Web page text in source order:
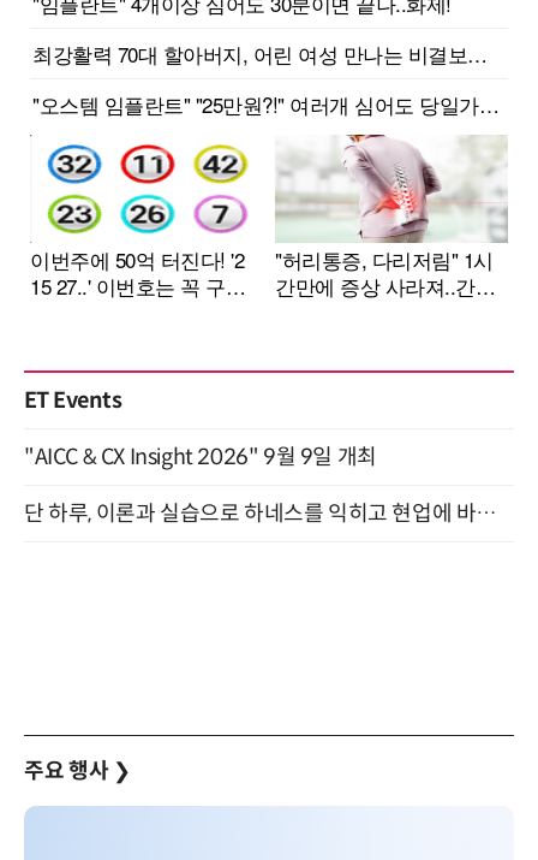
ET Events
"AICC & CX Insight 2026" 9월 9일 개최
단 하루, 이론과 실습으로 하네스를 익히고 현업에 바로 쓰는 핸즈온 워크숍 (8/20)
주요 행사 ❯